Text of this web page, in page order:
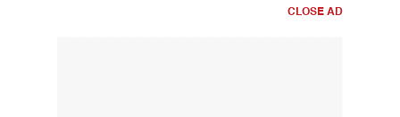
CLOSE AD